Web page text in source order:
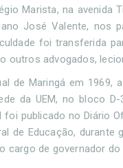
Marista, na
José Valente,
foi transferida
outros advogados,
de Maringá em
da UEM, no bloco
publicado no Diário
de Educação,
cargo de governador do